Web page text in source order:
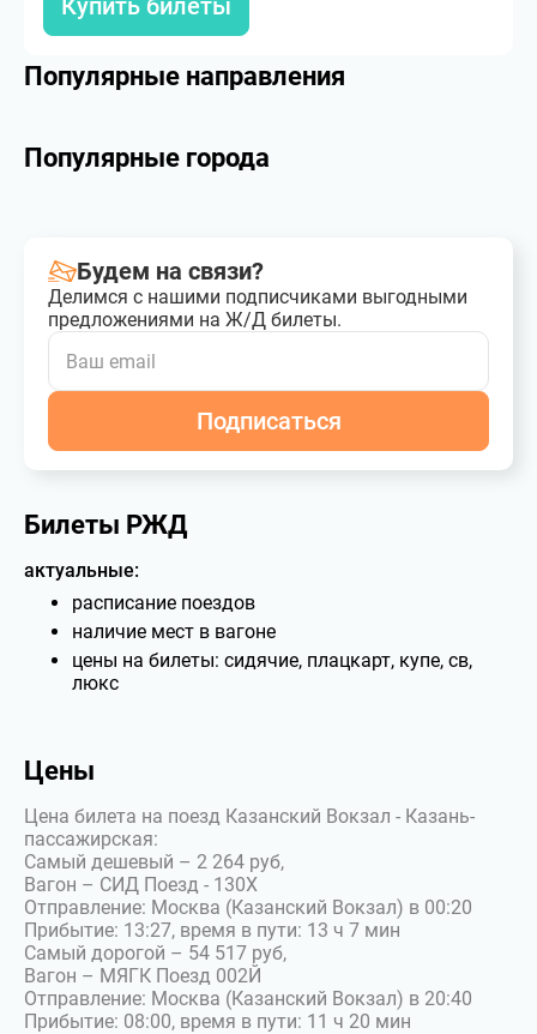
Купить билеты
Популярные направления
Популярные города
Будем на связи?
Делимся с нашими подписчиками выгодными
предложениями на Ж/Д билеты.
Подписаться
Билеты РЖД
актуальные:
расписание поездов
наличие мест в вагоне
цены на билеты: сидячие, плацкарт, купе, св,
люкс
Цены
Цена билета на поезд Казанский Вокзал - Казань-
пассажирская:
Самый дешевый – 2 264 руб,
Вагон – СИД Поезд - 130Х
Отправление: Москва (Казанский Вокзал) в 00:20
Прибытие: 13:27, время в пути: 13 ч 7 мин
Самый дорогой – 54 517 руб,
Вагон – МЯГК Поезд 002Й
Отправление: Москва (Казанский Вокзал) в 20:40
Прибытие: 08:00, время в пути: 11 ч 20 мин